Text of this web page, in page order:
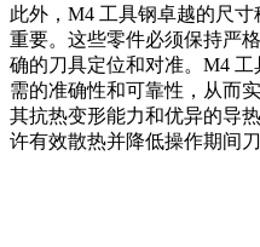
此外，M4 工具钢卓越的尺
重要。这些零件必须保持严
确的刀具定位和对准。M4
需的准确性和可靠性，从而
其抗热变形能力和优异的导
许有效散热并降低操作期间